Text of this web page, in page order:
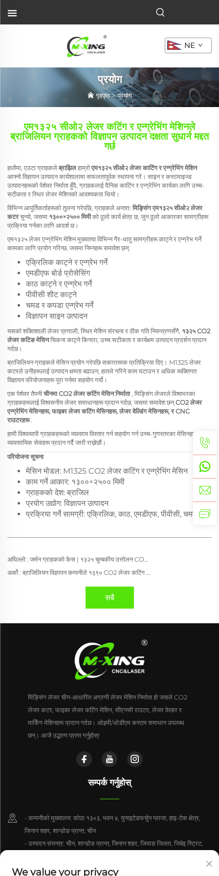
NE
प्रयोग
गृहपृष्ठ>प्रयोग
एम१३२५ सीओ२ लेजर कटिंग र एन्ग्रेभिंग मेशिनले
ब्राजिलियन ग्राहकको विज्ञापन उत्पादन दक्षता सुधार्न मद्दत
गर्छ
हालैमा, एउटा ग्राहकलेब्राझिलहाम्रोएम१३२५ सीओ२ लेजर काटिंग र एन्ग्रेभिंग मेशिन
आफ्नो विज्ञापन उत्पादन कार्यशालामा सफलतापूर्वक स्थापना गरे। साइन र कस्टमाइज्ड
उत्पादनहरूको पेशेवर निर्माता हुँदै, ग्राहकलाई दैनिक काटिंग र एन्ग्रेभिंग कार्यका लागि उच्च-
सटीकता र स्थिर लेजर मेशिनको आवश्यकता थियो।
विभिन्न आपूर्तिकर्ताहरूको तुलना गरेपछि, ग्राहकले अन्ततः मिङ्सिंग एम१३२५ सीओ२ लेजर
कटरचुन्यो, जसमा १३००×२५०० मिमीको ठूलो कार्य क्षेत्र छ, जुन ठूलो आकारका सामग्रीहरू
प्रक्रिया गर्नका लागि आदर्श छ।
एम१३२५ लेजर एन्ग्रेभिंग मेशिन मुख्यतया विभिन्न गैर-धातु सामग्रीहरू काट्ने र एन्ग्रेभ गर्ने
कामका लागि प्रयोग गरिन्छ, जसमा निम्नहरू समावेश छन्:
एक्रिलिक काट्ने र एन्ग्रेभ गर्ने
एमडीएफ बोर्ड प्रोसेसिंग
काठ काट्ने र एन्ग्रेभ गर्ने
पीवीसी शीट काट्ने
चमड र कपडा एन्ग्रेभ गर्ने
विज्ञापन साइन उत्पादन
यसको शक्तिशाली लेजर प्रणाली, स्थिर मेशिन संरचना र ठीक गति नियन्त्रणसँगै, १३२५ CO2
लेजर कटिङ मेसिनचिकना काट्ने किनारा, उच्च सटीकता र कार्यक्षम उत्पादन प्रदर्शन प्रदान
गर्दछ।
ब्राजिलियन ग्राहकले मेसिन प्रयोग गरेपछि सकारात्मक प्रतिक्रिया दिए। M1325 लेजर
कटरले उनीहरूलाई उत्पादन क्षमता बढाउन, हातले गरिने काम घटाउन र अधिक व्यक्तिगत
विज्ञापन परियोजनाहरू पूरा गर्नमा सहयोग गर्यो।
एक पेशेवर तैपनीचीनमा CO2 लेजर कटिंग मेसिन निर्माता, मिङ्सिंग लेजरले विश्वभरका
ग्राहकहरूलाई विश्वसनीय लेजर समाधानहरू प्रदान गर्दछ, जसमा समावेश छन्CO2 लेजर
एन्ग्रेभिंग मेसिनहरू, फाइबर लेजर कटिंग मेसिनहरू, लेजर वेल्डिंग मेसिनहरू, र CNC
राउटरहरू.
हामी विश्वव्यापी ग्राहकहरूको व्यवसाय विस्तार गर्न सहयोग गर्न उच्च-गुणस्तरका मेसिनहरू र
व्यावसायिक सेवाहरू प्रदान गर्दै जारी राख्नेछौं।
परियोजना सूचना
मेसिन मोडल: M1325 CO2 लेजर कटिंग र एन्ग्रेभिंग मेसिन
काम गर्ने आकार: १३००×२५०० मिमी
ग्राहकको देश: ब्राजिल
प्रयोग उद्योग: विज्ञापन उत्पादन
प्रक्रिया गर्ने सामग्री: एक्रिलिक, काठ, एमडीएफ, पीवीसी, चमड़ा
अघिल्लो : जर्मन ग्राहकको केस | १३२५ चुम्बकीय उत्तोलन CO2 लेजर काट्ने मेशिन
अर्को : ब्राजिलियन विज्ञापन कम्पनीले १३९० CO2 लेजर कटिंग मेशिन प्रयोग गरेर एक्रिलिक कटिंग क्षमता कसरी सुधार्यो
सबै
मिङ्सिंग लेजर चीन-आधारित अग्रणी लेजर मेशिन निर्माता हो जसले CO2
लेजर कटर, फाइबर लेजर कटिंग मेशिन, सीएनसी राउटर, लेजर वेल्डर र
मार्किंग मेशिनहरू प्रदान गर्दछ। ओइमी/ओडीएम कस्टम समाधान उपलब्ध
छन्। आजै उद्धरण प्राप्त गर्नुहोस्!
सम्पर्क गर्नुहोस्
- कम्पनीको मुख्यालय: कोठा १३०३, भवन ४, युनाइटेडफर्चुन प्लाजा, हाइ-टेक क्षेत्र,
जिनान शहर, शान्डोङ प्रान्त, चीन
- उत्पादन संयन्त्र: चीन, शान्डोङ प्रान्त, जिनान शहर, जियाङ जिल्ला, जिबेइ स्ट्रिट,
We value your privacy